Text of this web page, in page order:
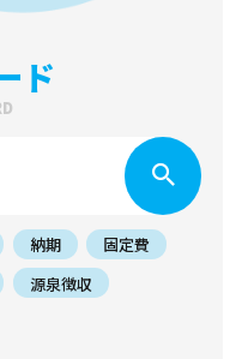
ド
納期
固定費
源泉徴収